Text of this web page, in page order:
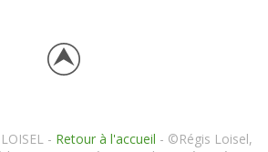
- Retour à l'accueil - ©Régis Loisel,